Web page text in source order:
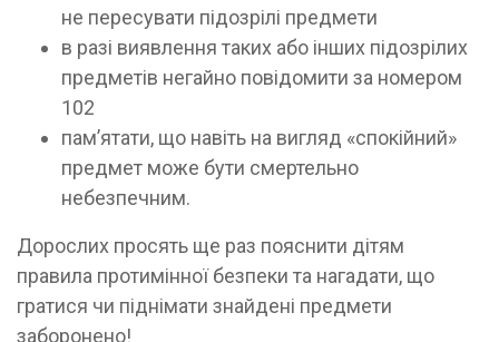
не пересувати підозрілі предмети
в разі виявлення таких або інших підозрілих
предметів негайно повідомити за номером
102
пам’ятати, що навіть на вигляд «спокійний»
предмет може бути смертельно
небезпечним.
Дорослих просять ще раз пояснити дітям
правила протимінної безпеки та нагадати, що
гратися чи піднімати знайдені предмети
заборонено!